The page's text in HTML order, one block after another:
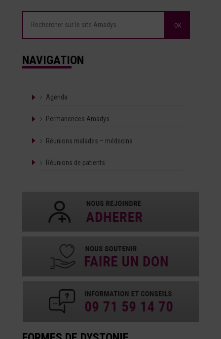
NAVIGATION
Agenda
Permanences Amadys
Réunions malades – médecins
Réunions de patients